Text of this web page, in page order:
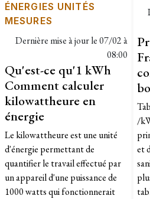
ÉNERGIES UNITÉS
MESURES
Dernière mise à jour le07/02 à
08:00
Qu'est-ce qu'1 kWh
Comment calculer
kilowattheure en
énergie
Le kilowattheure est une unité
d'énergie permettant de
quantifier le travail effectué par
un appareil d'une puissance de
1000 watts qui fonctionnerait
/
et